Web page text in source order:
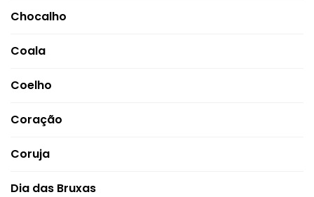
Chocalho
Coala
Coelho
Coração
Coruja
Dia das Bruxas